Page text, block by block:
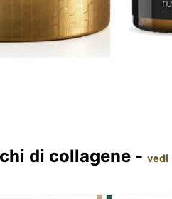
di collagene - vedi